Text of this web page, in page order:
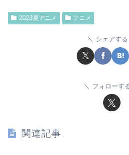
2023夏アニメ アニメ
シェアする
フォローす
関連記事